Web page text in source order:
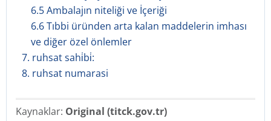
6.5 Ambalajın niteliği ve İçeriği
6.6 Tıbbi üründen arta kalan maddelerin imhası
ve diğer özel önlemler
7. ruhsat sahi̇bi̇:
8. ruhsat numarasi
Kaynaklar: Original (titck.gov.tr)